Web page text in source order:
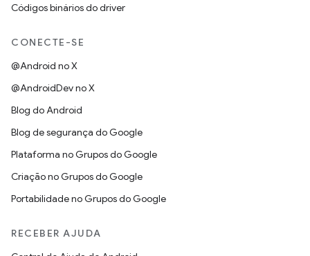
Códigos binários do driver
CONECTE-SE
@Android no X
@AndroidDev no X
Blog do Android
Blog de segurança do Google
Plataforma no Grupos do Google
Criação no Grupos do Google
Portabilidade no Grupos do Google
RECEBER AJUDA